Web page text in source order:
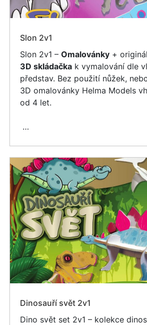
Slon 2v1
Slon 2v1 – Omalovánky +
3D skládačka k vymalování dle
představ. Bez použití nůžek,
3D omalovánky Helma Models
od 4 let.
…
Dinosauří svět 2v1
Dino svět set 2v1 – kolekce